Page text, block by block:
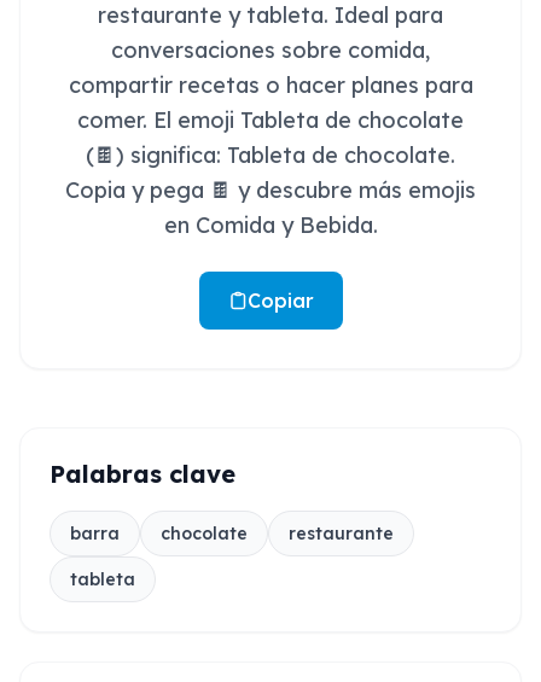
restaurante y tableta. Ideal para
conversaciones sobre comida,
compartir recetas o hacer planes para
comer. El emoji Tableta de chocolate
(🍫) significa: Tableta de chocolate.
Copia y pega 🍫 y descubre más emojis
en Comida y Bebida.
Copiar
Palabras clave
barra chocolate restaurante
tableta